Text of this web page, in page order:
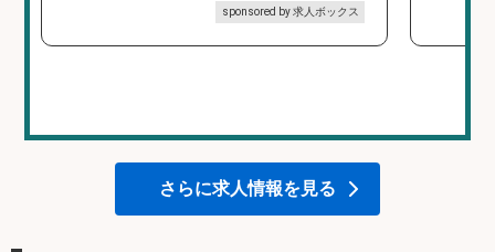
sponsored by 求人ボックス
さらに求人情報を見る